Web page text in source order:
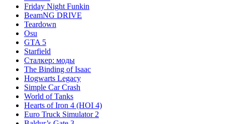
Friday Night Funkin
BeamNG DRIVE
Teardown
Osu
GTA 5
Starfield
Сталкер: моды
The Binding of Isaac
Hogwarts Legacy
Simple Car Crash
World of Tanks
Hearts of Iron 4 (HOI 4)
Euro Truck Simulator 2